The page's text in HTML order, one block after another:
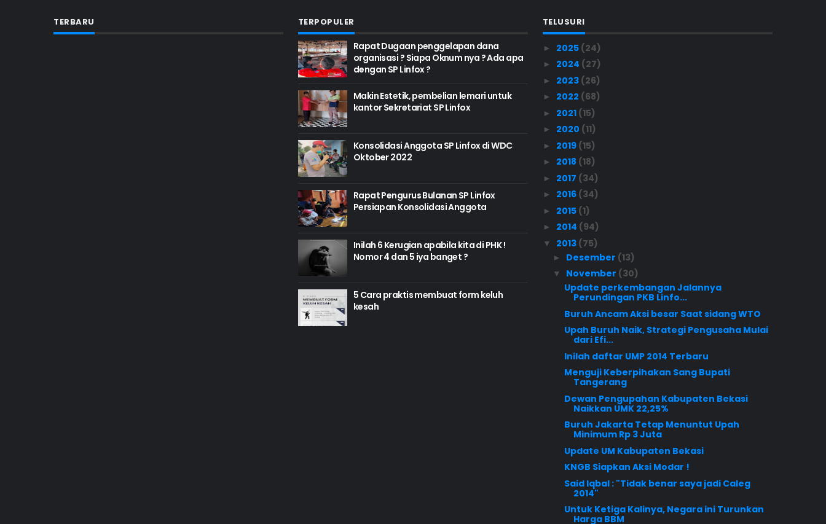
TERBARU TERPOPULER
Rapat Dugaan penggelapan dana
organisasi ? Siapa Oknum nya ? Ada apa
dengan SP Linfox ?
Makin Estetik, pembelian lemari untuk
kantor Sekretariat SP Linfox
Konsolidasi Anggota SP Linfox di WDC
Oktober 2022
Rapat Pengurus Bulanan SP Linfox
Persiapan Konsolidasi Anggota
Inilah 6 Kerugian apabila kita di PHK !
Nomor 4 dan 5 iya banget ?
5 Cara praktis membuat form keluh
kesah
TELUSURI
► 2025 (24)
► 2024 (27)
► 2023 (26)
► 2022 (68)
► 2021 (15)
► 2020 (11)
► 2019 (15)
► 2018 (18)
► 2017 (34)
► 2016 (34)
► 2015 (1)
► 2014 (94)
▼ 2013 (75)
► Desember (13)
▼ November (30)
Update perkembangan Jalannya
Perundingan PKB Linfo...
Buruh Ancam Aksi besar Saat sidang WTO
Upah Buruh Naik, Strategi Pengusaha Mulai
dari Efi...
Inilah daftar UMP 2014 Terbaru
Menguji Keberpihakan Sang Bupati
Tangerang
Dewan Pengupahan Kabupaten Bekasi
Naikkan UMK 22,25%
Buruh Jakarta Tetap Menuntut Upah
Minimum Rp 3 Juta
Update UM Kabupaten Bekasi
KNGB Siapkan Aksi Modar !
Said Iqbal : "Tidak benar saya jadi Caleg
2014"
Untuk Ketiga Kalinya, Negara ini Turunkan
Harga BBM